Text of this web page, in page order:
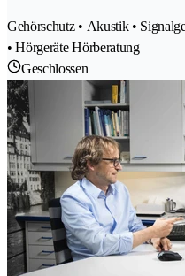
Gehörschutz • Akustik •
• Hörgeräte Hörberatung
Geschlossen